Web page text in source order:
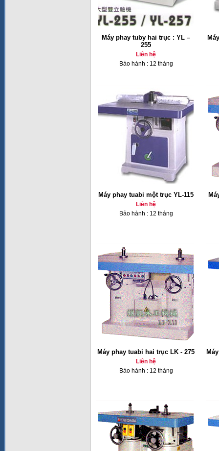
Máy phay tuby hai trục : YL –
255
Liên hệ
Bảo hành : 12 tháng
Máy phay tuabi một trục YL-115
Liên hệ
Bảo hành : 12 tháng
Máy phay tuabi hai trục LK - 275
Liên hệ
Bảo hành : 12 tháng